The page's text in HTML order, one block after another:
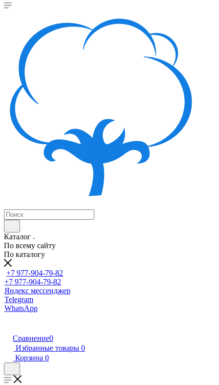
Каталог
По всему сайту
По каталогу
+7 977-904-79-82
+7 977-904-79-82
Яндекс мессенджер
Telegram
WhatsApp
Сравнение0
Избранные товары 0
Корзина 0